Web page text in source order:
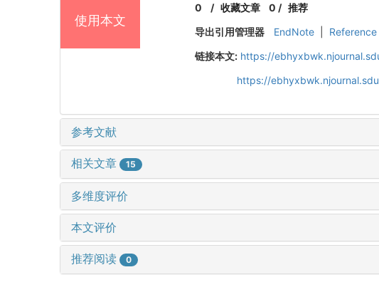
使用本文
0 /收藏文章 0 / 推荐
导出引用管理器
EndNote
链接本文: https://
https://
参考文献
相关文章 15
多维度评价
本文评价
推荐阅读 0